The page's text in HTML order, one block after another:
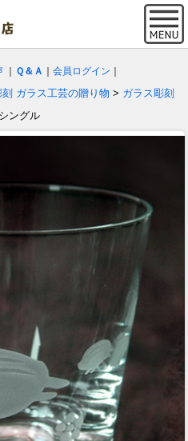
Ｑ＆Ａ 会員ログイン
ガラス工芸の贈り物 > ガラス彫刻
ングル